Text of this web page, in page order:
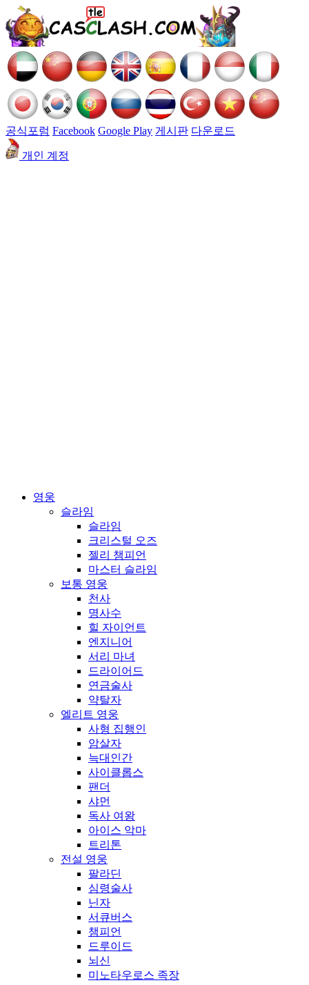
공식포럼 Facebook Google Play 게시판 다운로드
개인 계정
영웅
슬라임
슬라임
크리스털 오즈
젤리 챔피언
마스터 슬라임
보통 영웅
천사
명사수
힐 자이언트
엔지니어
서리 마녀
드라이어드
연금술사
약탈자
엘리트 영웅
사형 집행인
암살자
늑대인간
사이클롭스
팬더
샤먼
독사 여왕
아이스 악마
트리톤
전설 영웅
팔라딘
심령술사
닌자
서큐버스
챔피언
드루이드
뇌신
미노타우로스 족장